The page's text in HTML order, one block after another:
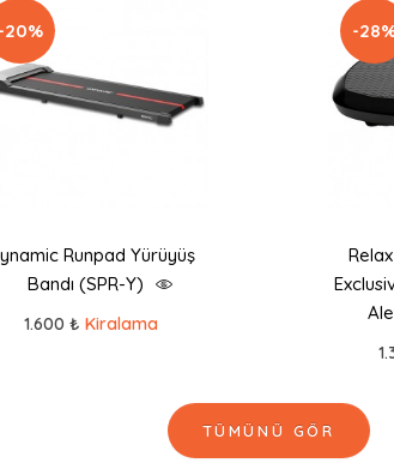
20%
Runpad Yürüyüş
Bandı (SPR-Y)
1.600 ₺ Kiralama
-
TÜMÜNÜ GÖR